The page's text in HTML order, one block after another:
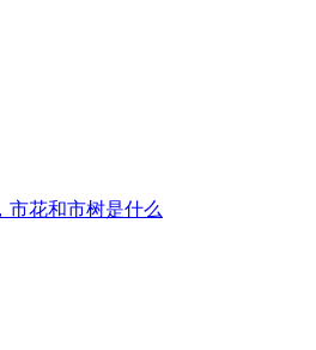
市花和市树是什么